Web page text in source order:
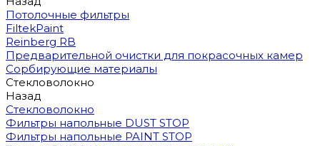
Потолочные фильтры
FiltekPaint
Reinberg RB
Предварительной очистки для покрасочных камер
Сорбирующие материалы
Стекловолокно
Назад
Стекловолокно
Фильтры напольные DUST STOP
Фильтры напольные PAINT STOP